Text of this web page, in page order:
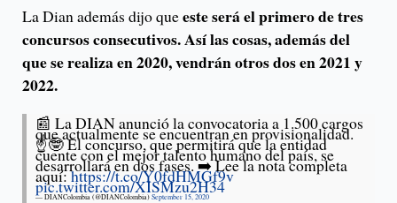
La Dian además dijo queeste será el primero de tres
concursos consecutivos. Así las cosas, además del
que se realiza en 2020, vendrán otros dos en 2021 y
2022.
📰 La DIAN anunció la convocatoria a 1.500 cargos
que actualmente se encuentran en provisionalidad.
☝️🤓 El concurso, que permitirá que la entidad
cuente con el mejor talento humano del país, se
desarrollará en dos fases. ➡️ Lee la nota completa
aquí:https://t.co/Y0fdHMGf9v
pic.twitter.com/XISMzu2H34
— DIANColombia (@DIANColombia) September 15, 2020